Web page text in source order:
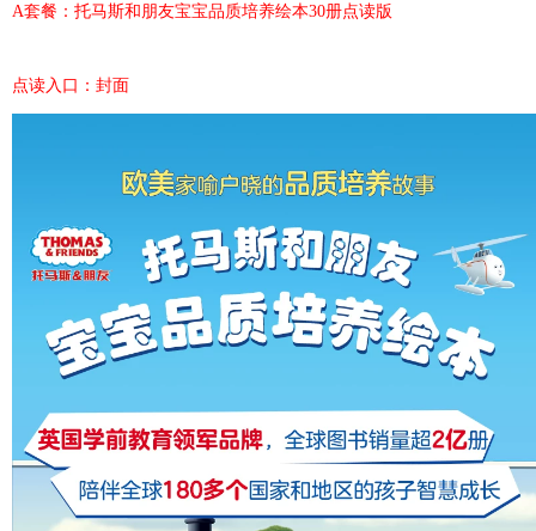
A套餐：托马斯和朋友宝宝品质培养绘本30册点读版
点读入口：封面